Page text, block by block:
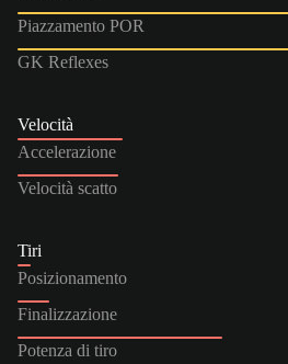
Piazzamento POR
GK Reflexes
Velocità
Accelerazione
Velocità scatto
Tiri
Posizionamento
Finalizzazione
Potenza di tiro